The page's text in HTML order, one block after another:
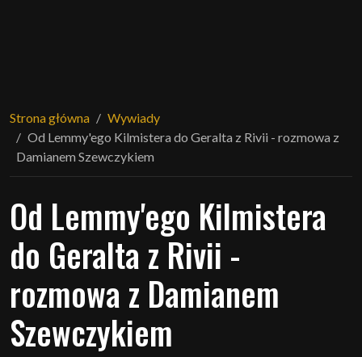
Strona główna
Wywiady
Od Lemmy'ego Kilmistera do Geralta z Rivii - rozmowa z
Damianem Szewczykiem
Od Lemmy'ego Kilmistera
do Geralta z Rivii -
rozmowa z Damianem
Szewczykiem